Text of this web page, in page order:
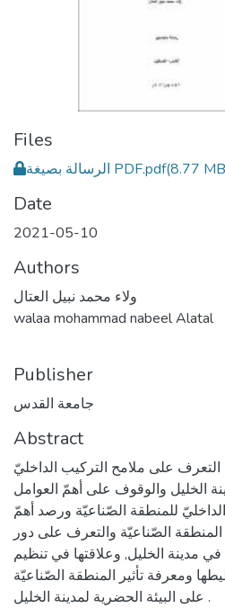
Files
الرسالة بصيغة PDF.pdf(8.77
Date
2021-05-10
Authors
ولاء محمد نبيل العتال
walaa mohammad nabeel Alatal
Publisher
جامعة القدس
Abstract
على ملامح التركيب الداخليّ
الخليل والوقوف على أهمّ العوامل
للمنطقة الصّناعيّة ورصد أهمّ
الصّناعيّة والتعرف على دور
مدينة الخليل, وعلاقتها في تنظيم
ومعرفة تأثير المنطقة الصّناعيّة
على البيئة الحضرية لمدينة الخليل .